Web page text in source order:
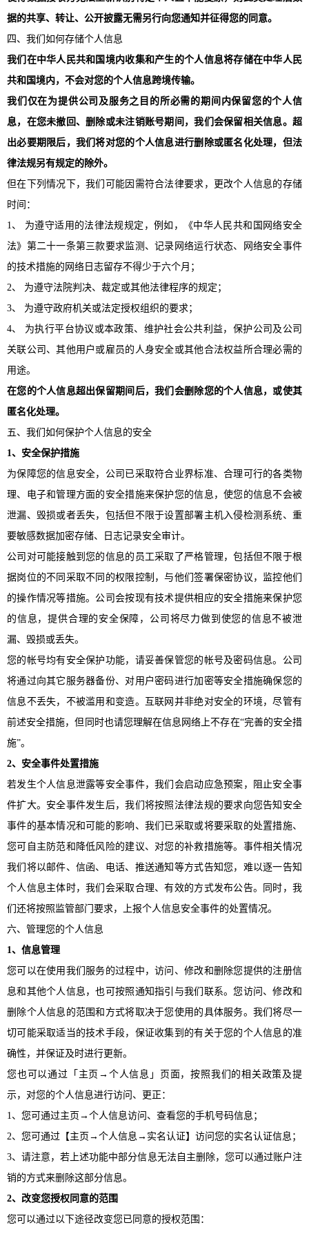
据的共享、转让、公开披露无需另行向您通知并征得您的同意。
四、我们如何存储个人信息
我们在中华人民共和国境内收集和产生的个人信息将存储在中华人民
共和国境内，不会对您的个人信息跨境传输。
我们仅在为提供公司及服务之目的所必需的期间内保留您的个人信
息，在您未撤回、删除或未注销账号期间，我们会保留相关信息。超
出必要期限后，我们将对您的个人信息进行删除或匿名化处理，但法
律法规另有规定的除外。
但在下列情况下，我们可能因需符合法律要求，更改个人信息的存储
时间：
1、 为遵守适用的法律法规规定，例如，《中华人民共和国网络安全
法》第二十一条第三款要求监测、记录网络运行状态、网络安全事件
的技术措施的网络日志留存不得少于六个月；
2、 为遵守法院判决、裁定或其他法律程序的规定；
3、 为遵守政府机关或法定授权组织的要求；
4、 为执行平台协议或本政策、维护社会公共利益，保护公司及公司
关联公司、其他用户或雇员的人身安全或其他合法权益所合理必需的
用途。
在您的个人信息超出保留期间后，我们会删除您的个人信息，或使其
匿名化处理。
五、我们如何保护个人信息的安全
1、安全保护措施
为保障您的信息安全，公司已采取符合业界标准、合理可行的各类物
理、电子和管理方面的安全措施来保护您的信息，使您的信息不会被
泄漏、毁损或者丢失，包括但不限于设置部署主机入侵检测系统、重
要敏感数据加密存储、日志记录安全审计。
公司对可能接触到您的信息的员工采取了严格管理，包括但不限于根
据岗位的不同采取不同的权限控制，与他们签署保密协议，监控他们
的操作情况等措施。公司会按现有技术提供相应的安全措施来保护您
的信息，提供合理的安全保障，公司将尽力做到使您的信息不被泄
漏、毁损或丢失。
您的帐号均有安全保护功能，请妥善保管您的帐号及密码信息。公司
将通过向其它服务器备份、对用户密码进行加密等安全措施确保您的
信息不丢失，不被滥用和变造。互联网并非绝对安全的环境，尽管有
前述安全措施，但同时也请您理解在信息网络上不存在“完善的安全措
施”。
2、安全事件处置措施
若发生个人信息泄露等安全事件，我们会启动应急预案，阻止安全事
件扩大。安全事件发生后，我们将按照法律法规的要求向您告知安全
事件的基本情况和可能的影响、我们已采取或将要采取的处置措施、
您可自主防范和降低风险的建议、对您的补救措施等。事件相关情况
我们将以邮件、信函、电话、推送通知等方式告知您，难以逐一告知
个人信息主体时，我们会采取合理、有效的方式发布公告。同时，我
们还将按照监管部门要求，上报个人信息安全事件的处置情况。
六、管理您的个人信息
1、信息管理
您可以在使用我们服务的过程中，访问、修改和删除您提供的注册信
息和其他个人信息，也可按照通知指引与我们联系。您访问、修改和
删除个人信息的范围和方式将取决于您使用的具体服务。我们将尽一
切可能采取适当的技术手段，保证收集到的有关于您的个人信息的准
确性，并保证及时进行更新。
您也可以通过「主页 →个人信息」页面，按照我们的相关政策及提
示，对您的个人信息进行访问、更正：
1、您可通过主页→个人信息访问、查看您的手机号码信息；
2、您可通过【主页→个人信息→实名认证】访问您的实名认证信息；
3、请注意，若上述功能中部分信息无法自主删除，您可以通过账户注
销的方式来删除这部分信息。
2、改变您授权同意的范围
您可以通过以下途径改变您已同意的授权范围：